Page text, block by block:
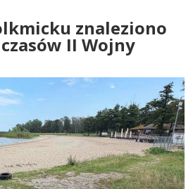
znaleziono
II Wojny